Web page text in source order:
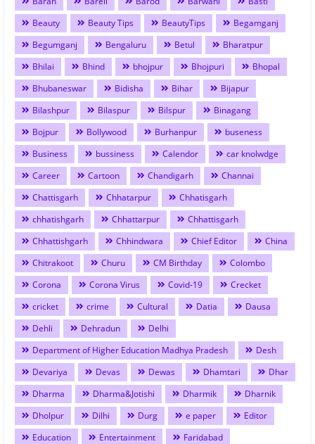
Beauty
Beauty Tips BeautyTips
Begamganj
Begumganj
Bengaluru Betul
Bharatpur
Bhilai
Bhind bhojpur Bhojpuri
Bhopal
Bhubaneswar
Bidisha Bihar
Bijapur
Bilashpur
Bilaspur Bilspur
Binagang
Bojpur
Bollywood Burhanpur
buseness
Business
bussiness Calendor
car knolwdge
Career
Cartoon Chandigarh
Channai
Chattisgarh
Chhatarpur
Chhatisgarh
chhatishgarh
Chhattarpur
Chhattisgarh
Chhattishgarh
Chhindwara Chief Editor
China
Chitrakoot
Churu CM Birthday
Colombo
Corona
Corona Virus Covid-19
Crecket
cricket
crime Cultural Datia
Dausa
Dehli
Dehradun
Delhi
Department of Higher Education Madhya Pradesh
Desh
Devariya
Devas Dewas Dhamtari
Dhar
Dharma
Dharma&Jotishi Dharmik
Dharnik
Dholpur
Dilhi Durg e paper
Editor
Education
Entertainment
Faridabad